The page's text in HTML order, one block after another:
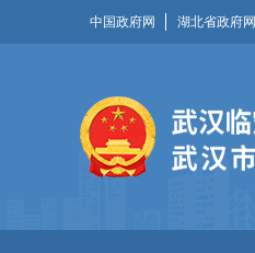
中国政府网 湖北省政府网